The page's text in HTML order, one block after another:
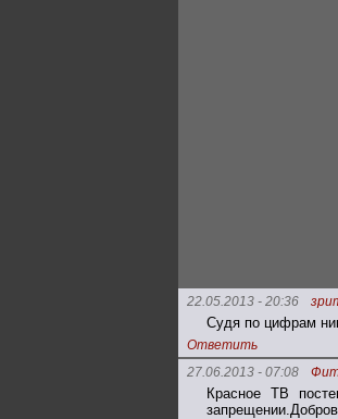
22.05.2013 - 20:36
Судя по цифрам
Ответить
27.06.2013 - 07:08
Красное ТВ